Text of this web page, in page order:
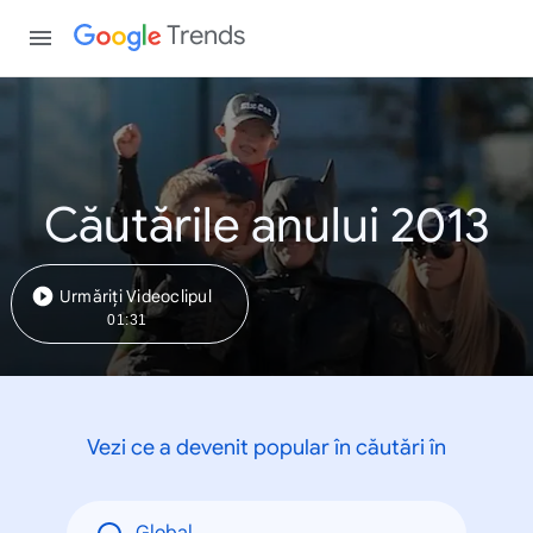
Trends
Căutările anului 2013
Urmăriți Videoclipul
01:31
Vezi ce a devenit popular în căutări în